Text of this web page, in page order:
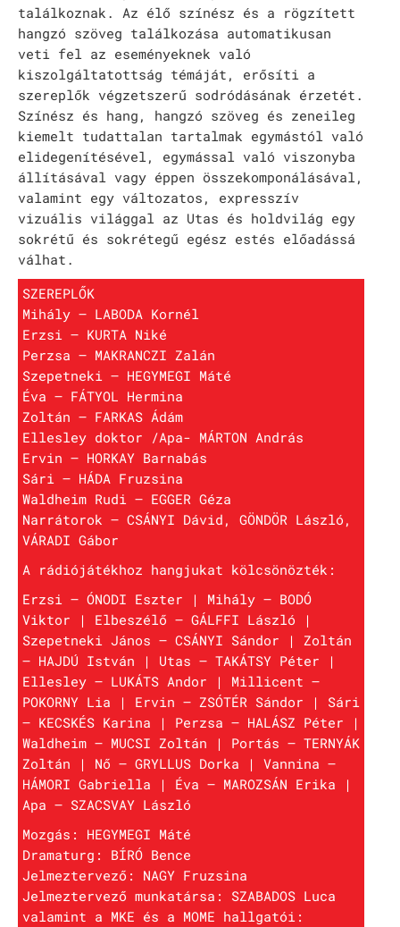
találkoznak. Az élő színész és a rögzített
hangzó szöveg találkozása automatikusan
veti fel az eseményeknek való
kiszolgáltatottság témáját, erősíti a
szereplők végzetszerű sodródásának érzetét.
Színész és hang, hangzó szöveg és zeneileg
kiemelt tudattalan tartalmak egymástól való
elidegenítésével, egymással való viszonyba
állításával vagy éppen összekomponálásával,
valamint egy változatos, expresszív
vizuális világgal az Utas és holdvilág egy
sokrétű és sokrétegű egész estés előadássá
válhat.
SZEREPLŐK
Mihály – LABODA Kornél
Erzsi – KURTA Niké
Perzsa – MAKRANCZI Zalán
Szepetneki – HEGYMEGI Máté
Éva – FÁTYOL Hermina
Zoltán – FARKAS Ádám
Ellesley doktor /Apa- MÁRTON András
Ervin – HORKAY Barnabás
Sári – HÁDA Fruzsina
Waldheim Rudi – EGGER Géza
Narrátorok – CSÁNYI Dávid, GÖNDÖR László,
VÁRADI Gábor
A rádiójátékhoz hangjukat kölcsönözték:
Erzsi – ÓNODI Eszter | Mihály – BODÓ
Viktor | Elbeszélő – GÁLFFI László |
Szepetneki János – CSÁNYI Sándor | Zoltán
– HAJDÚ István | Utas – TAKÁTSY Péter |
Ellesley – LUKÁTS Andor | Millicent –
POKORNY Lia | Ervin – ZSÓTÉR Sándor | Sári
– KECSKÉS Karina | Perzsa – HALÁSZ Péter |
Waldheim – MUCSI Zoltán | Portás – TERNYÁK
Zoltán | Nő – GRYLLUS Dorka | Vannina –
HÁMORI Gabriella | Éva – MAROZSÁN Erika |
Apa – SZACSVAY László
Mozgás: HEGYMEGI Máté
Dramaturg: BÍRÓ Bence
Jelmeztervező: NAGY Fruzsina
Jelmeztervező munkatársa: SZABADOS Luca
valamint a MKE és a MOME hallgatói: